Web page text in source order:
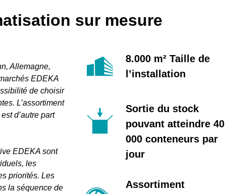
sur mesure
Allemagne,
EDEKA
de choisir
L’assortiment
d’autre part
EDEKA sont
les
priorités. Les
la séquence de
8.000 m² Taille de
l’installation
Sortie du stock
pouvant atteindre 40
000 conteneurs par
jour
Assortiment